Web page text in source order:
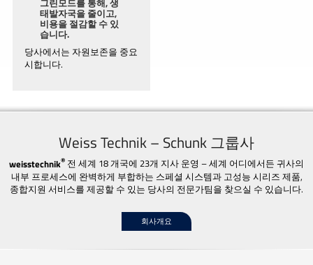
그린모드를 통해, 생
태발자국을 줄이고,
비용을 절감할 수 있
습니다.
당사에서는 자원보존을 중요
시합니다.
Weiss Technik – Schunk 그룹사
weisstechnik® 전 세계 18 개국에 23개 지사 운영 – 세계 어디에서든 귀사의
내부 프로세스에 완벽하게 부합하는 스페셜 시스템과 고성능 시리즈 제품,
종합지원 서비스를 제공할 수 있는 당사의 전문가팀을 찾으실 수 있습니다.
회사개요